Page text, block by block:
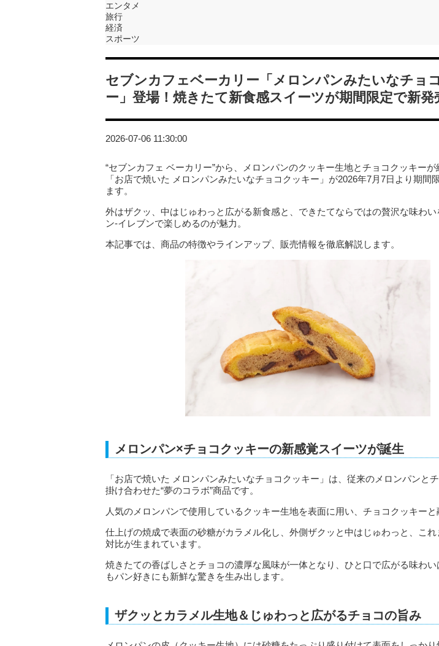
エンタメ
旅行
経済
スポーツ
セブンカフェベーカリー「メロンパンみたいなチョ
ー」登場！焼きたて新食感スイーツが期間限定で新発
2026-07-06 11:30:00
“セブンカフェ ベーカリー”から、メロンパンのクッキー生地とチョコクッキーが
「お店で焼いた メロンパンみたいなチョコクッキー」が2026年7月7日より期間
ます。
外はザクッ、中はじゅわっと広がる新食感と、できたてならではの贅沢な味わ
ン‐イレブンで楽しめるのが魅力。
本記事では、商品の特徴やラインアップ、販売情報を徹底解説します。
メロンパン×チョコクッキーの新感覚スイーツが誕生
「お店で焼いた メロンパンみたいなチョコクッキー」は、従来のメロンパンと
掛け合わせた“夢のコラボ”商品です。
人気のメロンパンで使用しているクッキー生地を表面に用い、チョコクッキーと
仕上げの焼成で表面の砂糖がカラメル化し、外側ザクッと中はじゅわっと、こ
対比が生まれています。
焼きたての香ばしさとチョコの濃厚な風味が一体となり、ひと口で広がる味わい
もパン好きにも新鮮な驚きを生み出します。
ザクッとカラメル生地＆じゅわっと広がるチョコの旨み